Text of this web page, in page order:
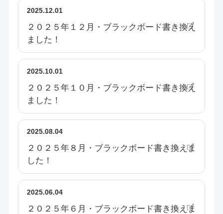
2025.12.01
２０２５年１２月・ブラックボード書き換え
ました！
2025.10.01
２０２５年１０月・ブラックボード書き換え
ました！
2025.08.04
２０２５年８月・ブラックボード書き換えま
した！
2025.06.04
２０２５年６月・ブラックボード書き換えま